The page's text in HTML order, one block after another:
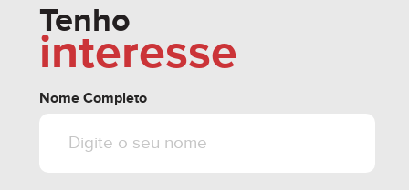
Tenho
interesse
Nome Completo